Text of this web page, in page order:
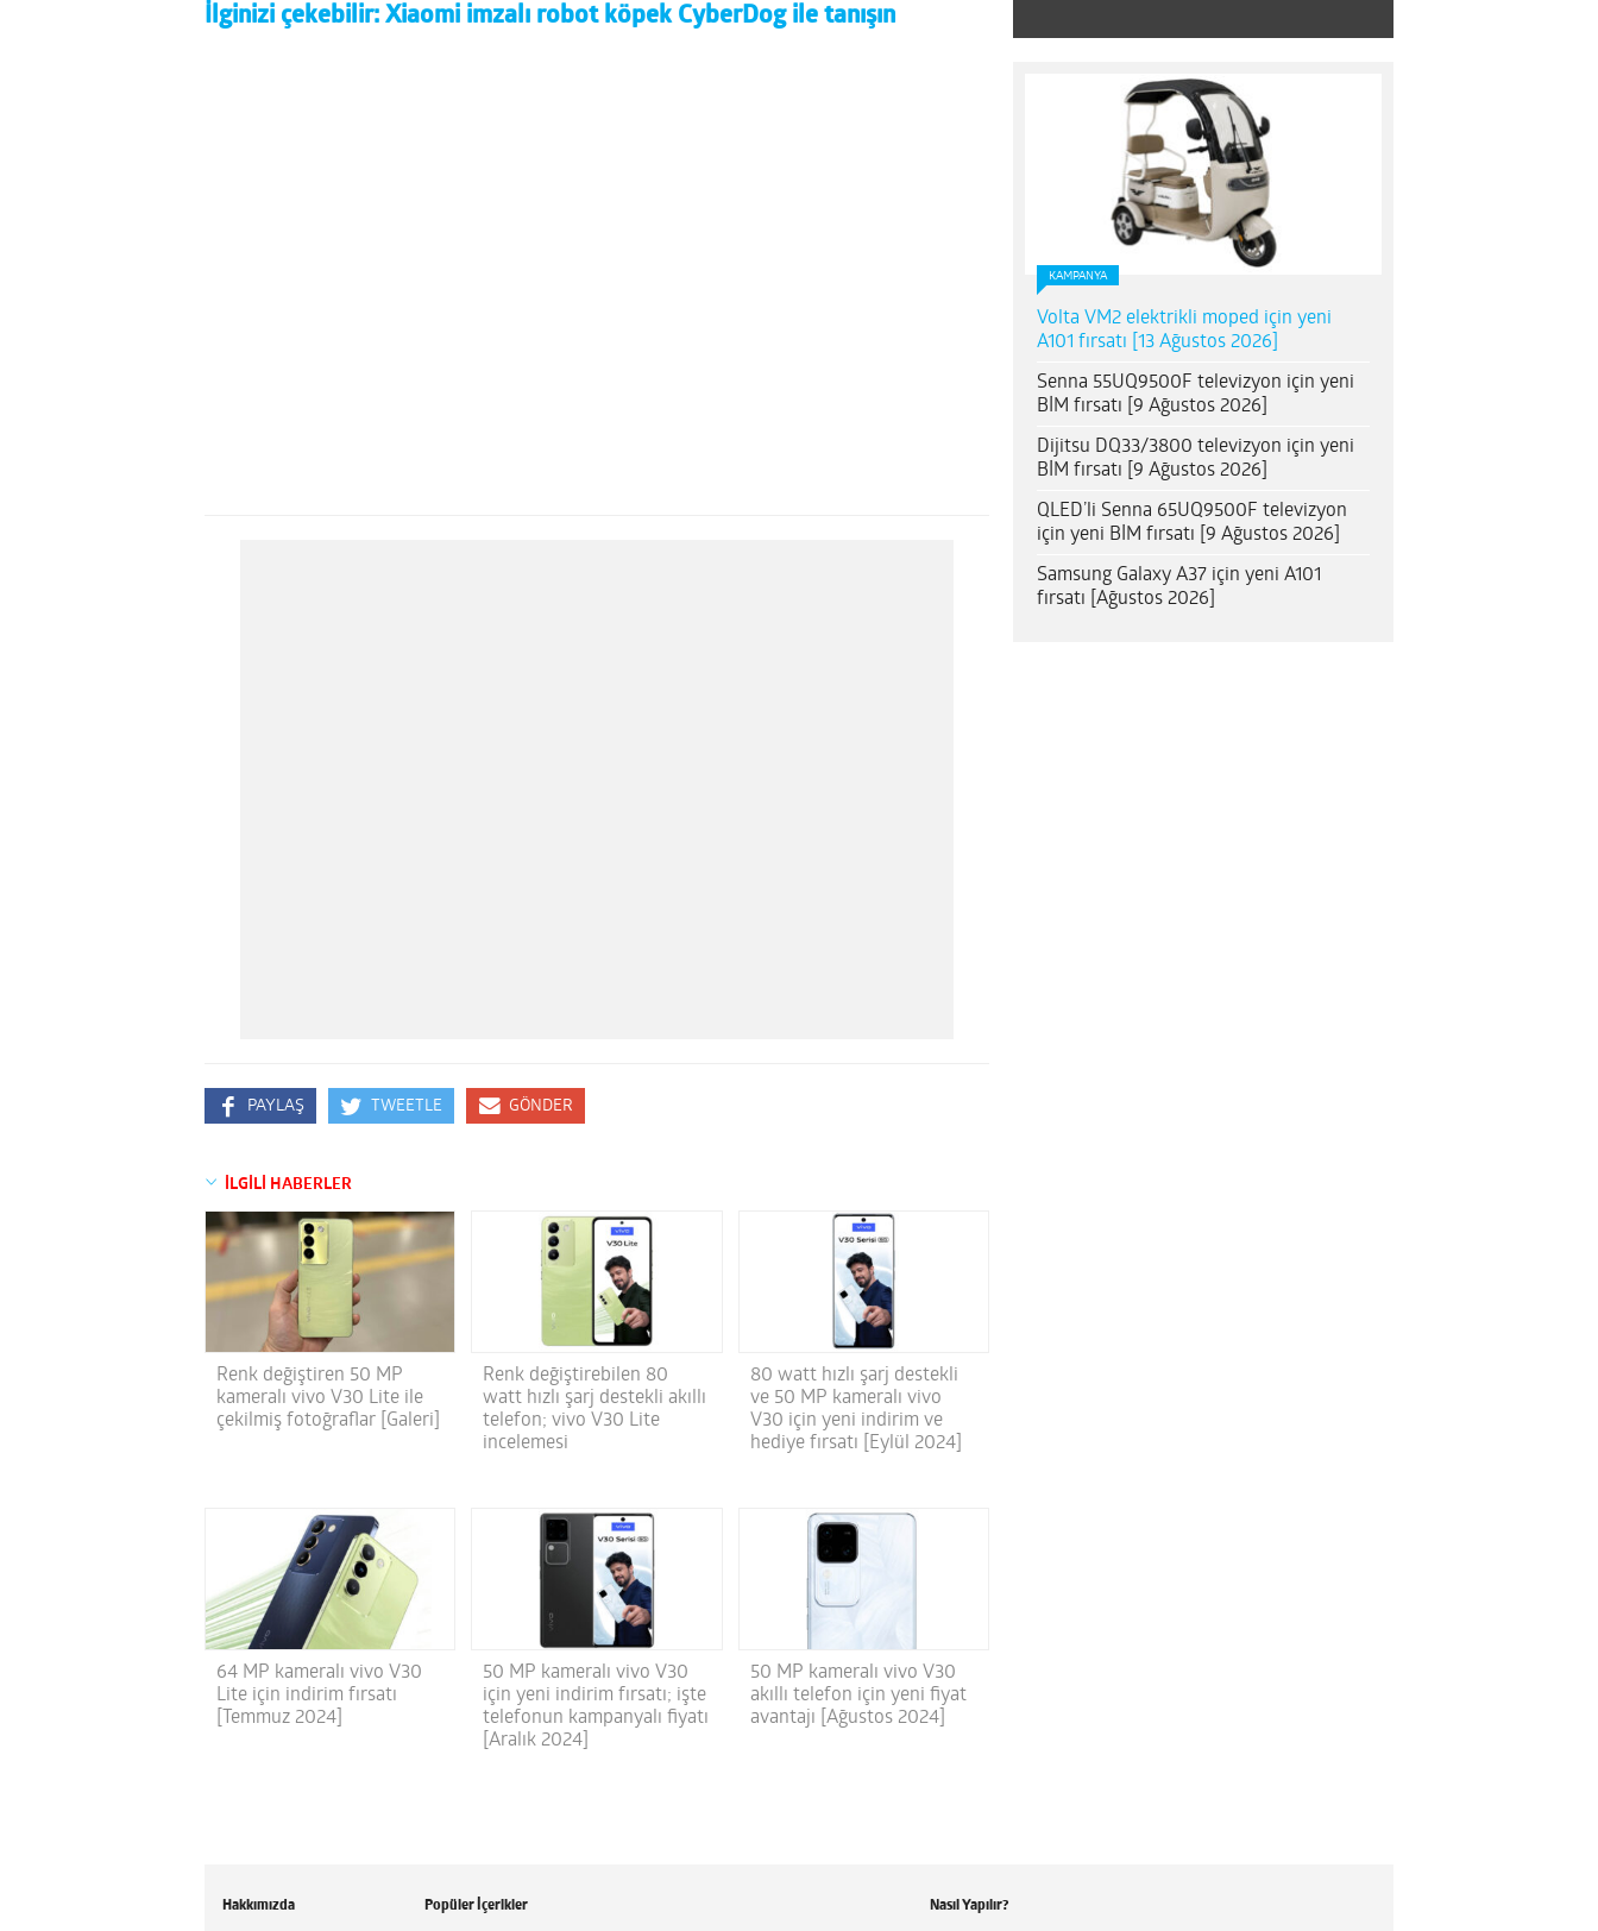
İlginizi çekebilir: Xiaomi imzalı robot köpek CyberDog ile tanışın
PAYLAŞ TWEETLE GÖNDER
İLGİLİ HABERLER
Renk değiştiren 50 MP
kameralı vivo V30 Lite ile
çekilmiş fotoğraflar [Galeri]
Renk değiştirebilen 80
watt hızlı şarj destekli akıllı
telefon; vivo V30 Lite
incelemesi
80 watt hızlı şarj destekli
ve 50 MP kameralı vivo
V30 için yeni indirim ve
hediye fırsatı [Eylül 2024]
64 MP kameralı vivo V30
Lite için indirim fırsatı
[Temmuz 2024]
50 MP kameralı vivo V30
için yeni indirim fırsatı; işte
telefonun kampanyalı fiyatı
[Aralık 2024]
50 MP kameralı vivo V30
akıllı telefon için yeni fiyat
avantajı [Ağustos 2024]
KAMPANYA
Volta VM2 elektrikli moped için yeni
A101 fırsatı [13 Ağustos 2026]
Senna 55UQ9500F televizyon için yeni
BİM fırsatı [9 Ağustos 2026]
Dijitsu DQ33/3800 televizyon için yeni
BİM fırsatı [9 Ağustos 2026]
QLED’li Senna 65UQ9500F televizyon
için yeni BİM fırsatı [9 Ağustos 2026]
Samsung Galaxy A37 için yeni A101
fırsatı [Ağustos 2026]
Hakkımızda Popüler İçerikler Nasıl Yapılır?